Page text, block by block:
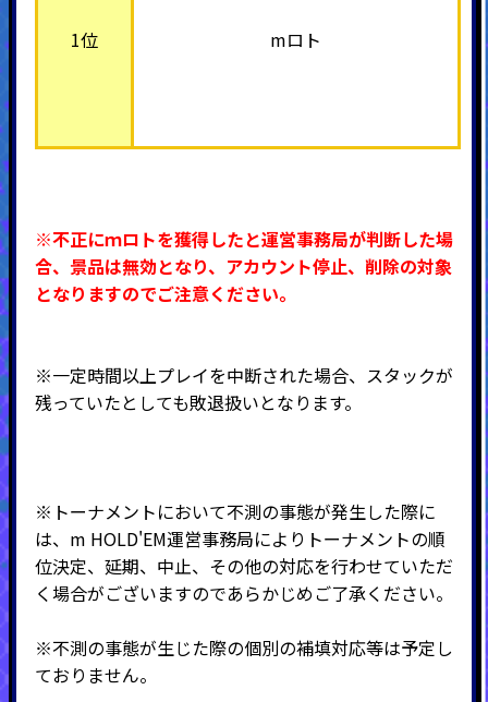
1位 mロト
※不正にｍロトを獲得したと運営事務局が判断した場
合、景品は無効となり、アカウント停止、削除の対象
となりますのでご注意ください。
※一定時間以上プレイを中断された場合、スタックが
残っていたとしても敗退扱いとなります。
※トーナメントにおいて不測の事態が発生した際に
は、m HOLD'EM運営事務局によりトーナメントの順
位決定、延期、中止、その他の対応を行わせていただ
く場合がございますのであらかじめご了承ください。
※不測の事態が生じた際の個別の補填対応等は予定し
ておりません。